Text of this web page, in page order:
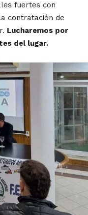
fuertes con
contratación de
Lucharemos por
del lugar.